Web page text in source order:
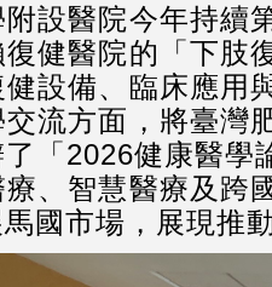
醫院今年持續第
健醫院的「下肢
設備、臨床應用
流方面，將臺灣
「2026健康醫學
、智慧醫療及跨
國市場，展現推